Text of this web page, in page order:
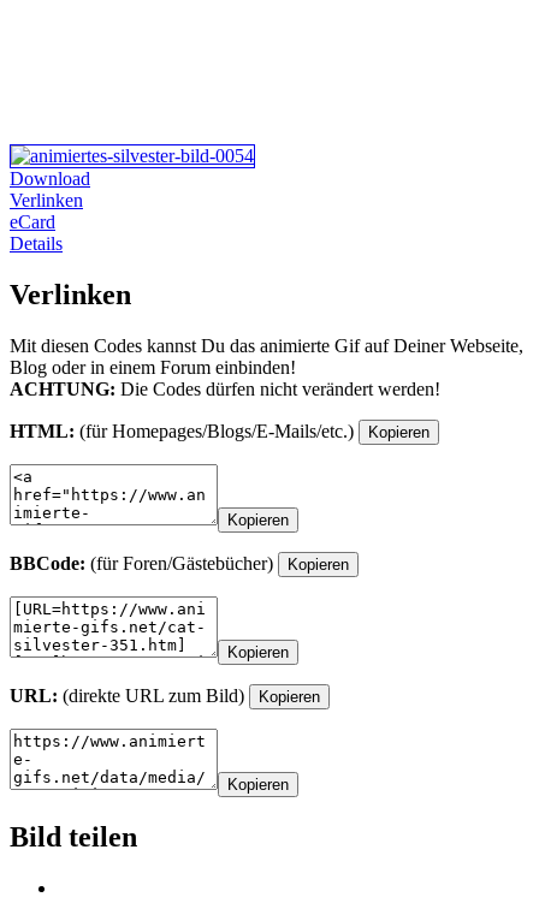
Download
Verlinken
eCard
Details
Verlinken
Mit diesen Codes kannst Du das animierte Gif auf Deiner Webseite,
Blog oder in einem Forum einbinden!
ACHTUNG: Die Codes dürfen nicht verändert werden!
HTML: (für Homepages/Blogs/E-Mails/etc.) Kopieren
Kopieren
BBCode: (für Foren/Gästebücher) Kopieren
Kopieren
URL: (direkte URL zum Bild) Kopieren
Kopieren
Bild teilen